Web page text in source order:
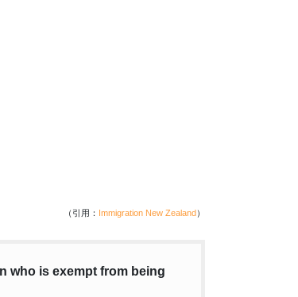
（引用： Immigration New Zealand ）
who is exempt from being